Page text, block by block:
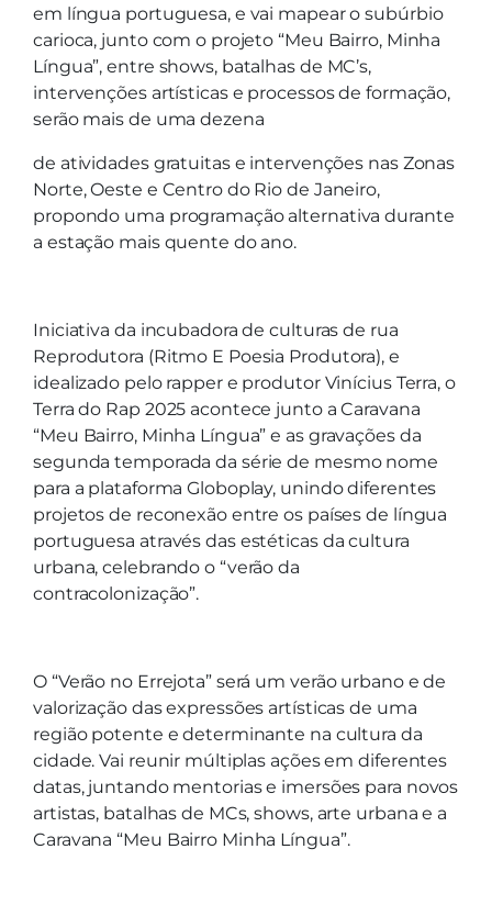
em língua portuguesa, e vai mapear o subúrbio
carioca, junto com o projeto “Meu Bairro, Minha
Língua”, entre shows, batalhas de MC’s,
intervenções artísticas e processos de formação,
serão mais de uma dezena
de atividades gratuitas e intervenções nas Zonas
Norte, Oeste e Centro do Rio de Janeiro,
propondo uma programação alternativa durante
a estação mais quente do ano.
Iniciativa da incubadora de culturas de rua
Reprodutora (Ritmo E Poesia Produtora), e
idealizado pelo rapper e produtor Vinícius Terra, o
Terra do Rap 2025 acontece junto a Caravana
“Meu Bairro, Minha Língua” e as gravações da
segunda temporada da série de mesmo nome
para a plataforma Globoplay, unindo diferentes
projetos de reconexão entre os países de língua
portuguesa através das estéticas da cultura
urbana, celebrando o “verão da
contracolonização”.
O “Verão no Errejota” será um verão urbano e de
valorização das expressões artísticas de uma
região potente e determinante na cultura da
cidade. Vai reunir múltiplas ações em diferentes
datas, juntando mentorias e imersões para novos
artistas, batalhas de MCs, shows, arte urbana e a
Caravana “Meu Bairro Minha Língua”.